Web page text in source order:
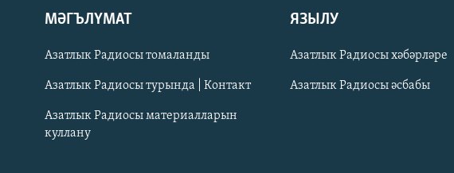
ӘЙДӘ ONLINE
БЕЗГӘ КУШЫЛЫГЫЗ!
МӘГЪЛҮМАТ
Азатлык Радиосы томаланды
Азатлык Радиосы турында | Контакт
Азатлык Радиосы материалларын
куллану
ЯЗЫЛУ
Азатлык Радиосы хәбәрләре
Азатлык Радиосы әсбабы